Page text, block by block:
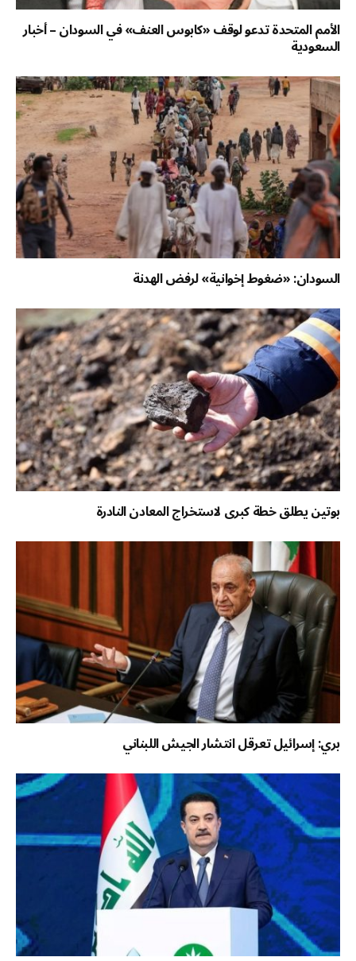
الأمم المتحدة تدعو لوقف «كابوس العنف» في السودان – أخبار
السعودية
السودان: «ضغوط إخوانية» لرفض الهدنة
بوتين يطلق خطة كبرى لاستخراج المعادن النادرة
بري: إسرائيل تعرقل انتشار الجيش اللبناني